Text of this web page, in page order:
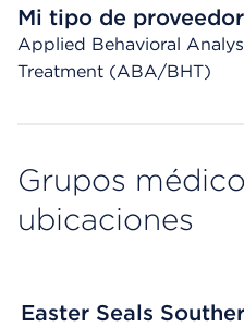
Mi tipo de proveedor
Applied Behavioral
Treatment (ABA/BHT)
Grupos
ubicaciones
Easter Seals